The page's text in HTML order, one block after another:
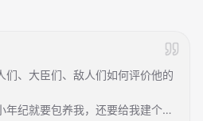
们、大臣们、敌人们如何评价他的
纪就要包养我，还要给我建个金